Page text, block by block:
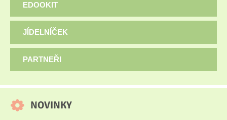
EDOOKIT
JÍDELNÍČEK
PARTNEŘI
NOVINKY